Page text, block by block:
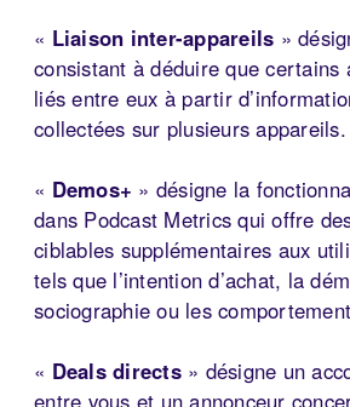
« Liaison inter-appareils »
consistant à déduire que certains
liés entre eux à partir
collectées sur plusieurs appareils.
« Demos+ » désigne la
dans Podcast Metrics qui offre
ciblables supplémentaires aux
tels que l’intention d’achat, la
sociographie ou les
« Deals directs» désigne un
entre vous et un annonceur